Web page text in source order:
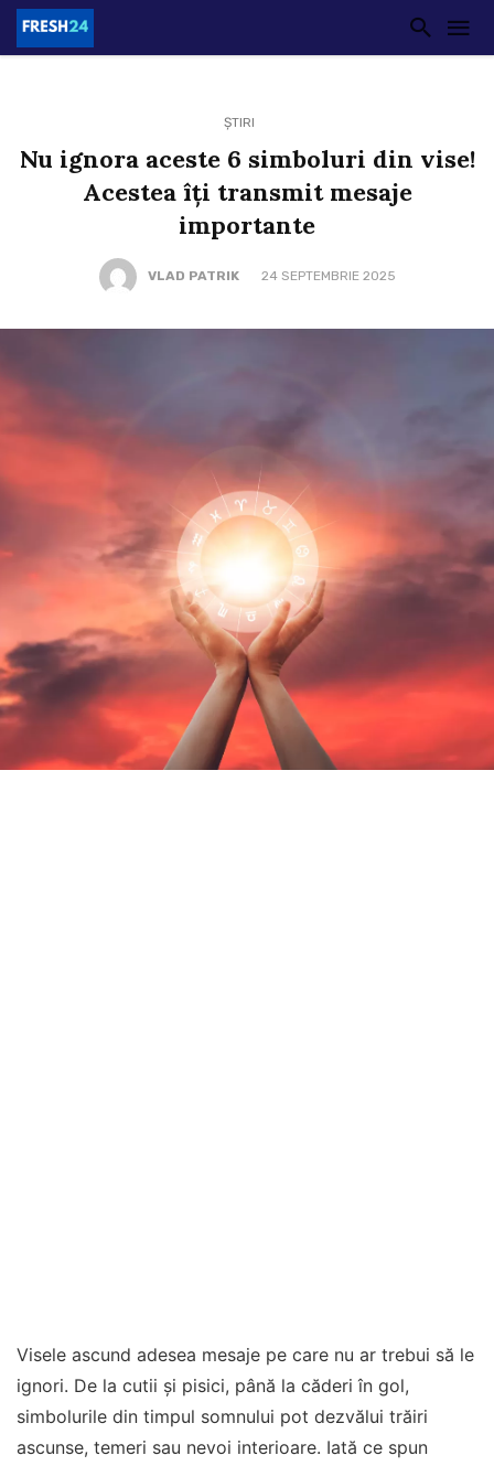
ȘTIRI
Nu ignora aceste 6 simboluri din vise!
Acestea îți transmit mesaje
importante
VLAD PATRIK 24 SEPTEMBRIE 2025
Visele ascund adesea mesaje pe care nu ar trebui să le
ignori. De la cutii și pisici, până la căderi în gol,
simbolurile din timpul somnului pot dezvălui trăiri
ascunse, temeri sau nevoi interioare. Iată ce spun